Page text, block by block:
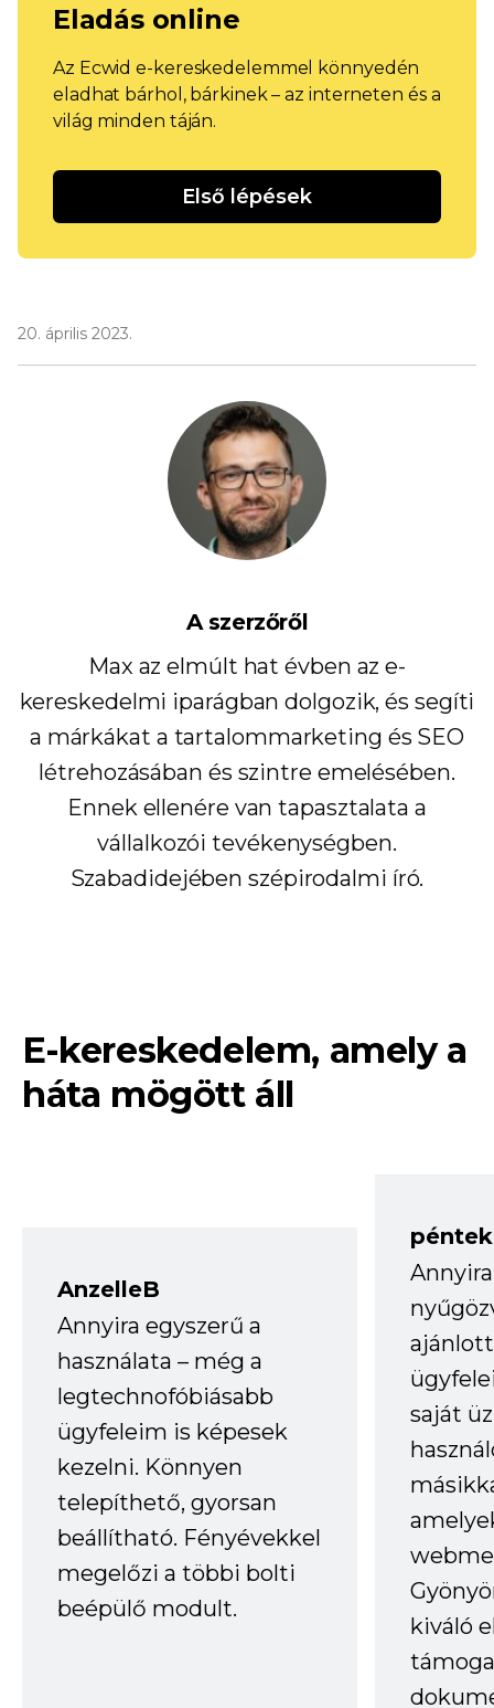
Eladás online
Az Ecwid e-kereskedelemmel könnyedén
eladhat bárhol, bárkinek – az interneten és a
világ minden táján.
Első lépések
20. április 2023.
A szerzőről
Max az elmúlt hat évben az e-
kereskedelmi iparágban dolgozik, és segíti
a márkákat a tartalommarketing és SEO
létrehozásában és szintre emelésében.
Ennek ellenére van tapasztalata a
vállalkozói tevékenységben.
Szabadidejében szépirodalmi író.
E-kereskedelem, amely a
háta mögött áll
AnzelleB
Annyira egyszerű a
használata – még a
legtechnofóbiásabb
ügyfeleim is képesek
kezelni. Könnyen
telepíthető, gyorsan
beállítható. Fényévekkel
megelőzi a többi bolti
beépülő modult.
saját
kiváló